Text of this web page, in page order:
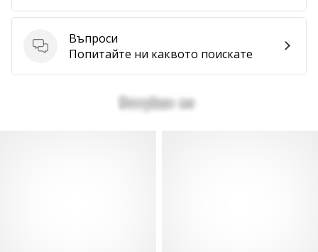
Въпроси
Въпроси
Попитайте ни каквото поискате